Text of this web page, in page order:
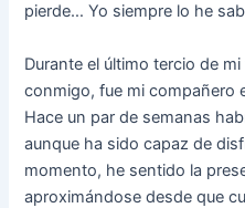
pierde… Yo siempre lo he
Durante el último tercio de
conmigo, fue mi compañero
Hace un par de semanas
aunque ha sido capaz de
momento, he sentido la
aproximándose desde que